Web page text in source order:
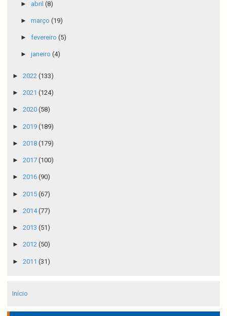
► abril (8)
► março (19)
► fevereiro (5)
► janeiro (4)
► 2022 (133)
► 2021 (124)
► 2020 (58)
► 2019 (189)
► 2018 (179)
► 2017 (100)
► 2016 (90)
► 2015 (67)
► 2014(77)
► 2013 (51)
► 2012 (50)
► 2011 (31)
Início